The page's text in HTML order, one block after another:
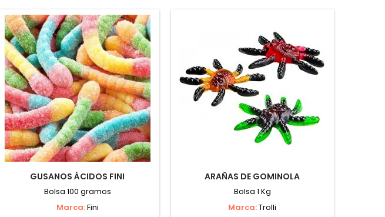
GUSANOS ÁCIDOS FINI
Bolsa 100 gramos
Marca:Fini
ARAÑAS DE GOMINOLA
Bolsa 1 Kg
Marca:Trolli